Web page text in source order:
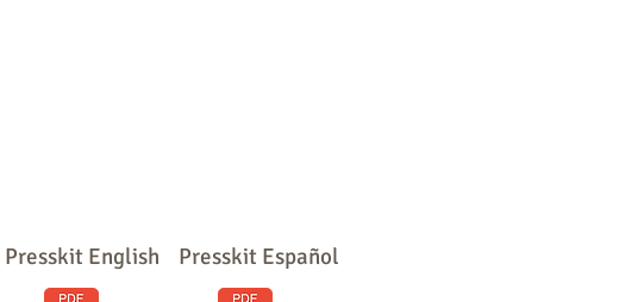
Presskit English Presskit Español